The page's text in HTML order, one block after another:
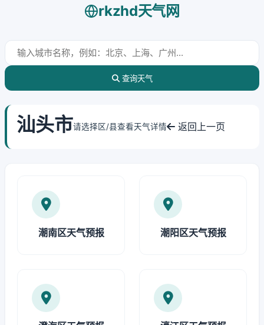
rkzhd天气网
查询天气
汕头市请选择区/县查看天气详情 返回上一页
潮南区天气预报 潮阳区天气预报